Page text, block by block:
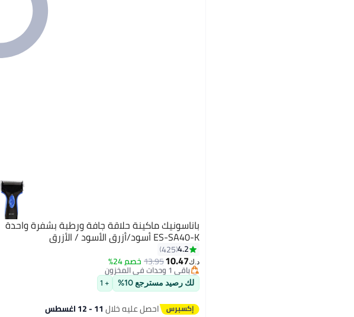
باناسونيك ماكينة حلاقة جافة ورطبة بشفرة واحدة
ES-SA40-K أسود/أزرق الأسود / الأزرق
4.2
425
د.ك‏10.47
13.95خصم 24%
#16 في أجهزة الحلاقة الكهربائية
أقل سعر في 30 يوم
باقي 1 وحدات في المخزون
#16 في أجهزة الحلاقة الكهربائية
لك رصيد مسترجع 10% + 1
احصل عليه خلال11 - 12 اغسطس